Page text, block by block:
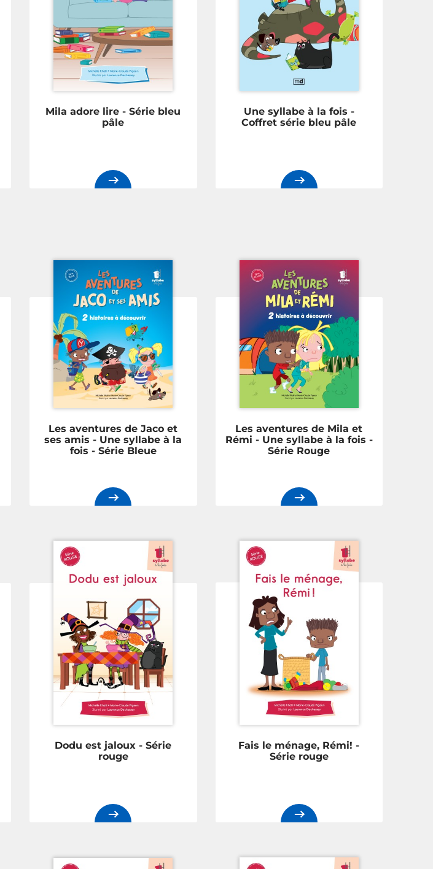
Mila adore lire - Série bleu
pâle
Une syllabe à la fois -
Coffret série bleu pâle
Les aventures de Jaco et
ses amis - Une syllabe à la
fois - Série Bleue
Les aventures de Mila et
Rémi - Une syllabe à la fois -
Série Rouge
Dodu est jaloux - Série
rouge
Fais le ménage, Rémi! -
Série rouge